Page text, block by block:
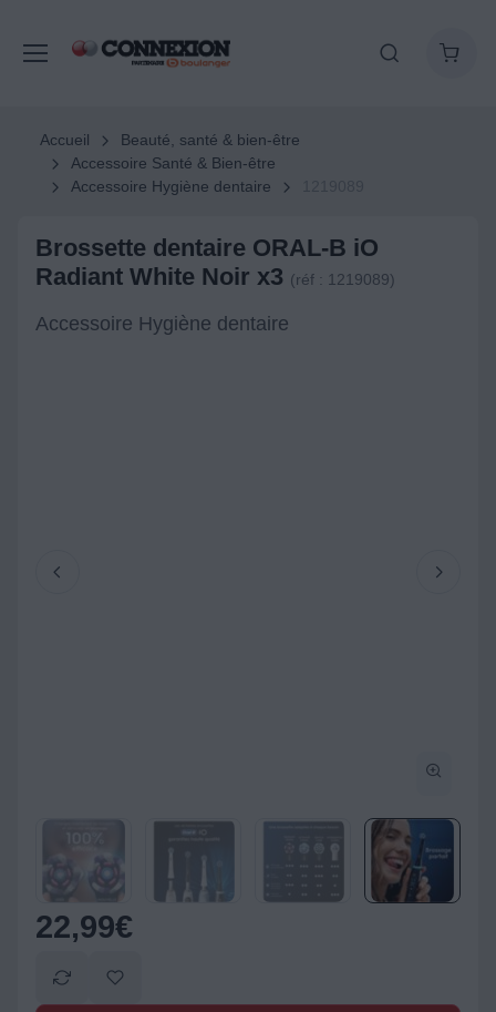
Accueil
Beauté, santé & bien-être
Accessoire Santé & Bien-être
Accessoire Hygiène dentaire
Brossette dentaire ORAL-B iO
Radiant White Noir x3 (réf : 1219089)
Accessoire Hygiène dentaire
22,99€